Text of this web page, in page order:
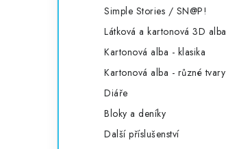
Simple Stories / SN@P!
Látková a kartonová 3D alba
Kartonová alba - klasika
Kartonová alba - různé tvary
Diáře
Bloky a deníky
Další příslušenství